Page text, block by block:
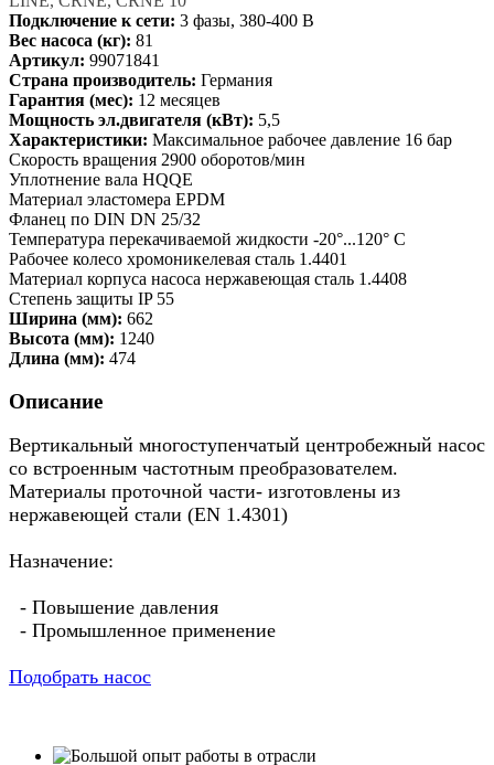
Подключение к сети: 3 фазы, 380-400 В
Вес насоса (кг): 81
Артикул: 99071841
Страна производитель: Германия
Гарантия (мес): 12 месяцев
Мощность эл.двигателя (кВт): 5,5
Характеристики: Максимальное рабочее давление 16 бар
Скорость вращения 2900 оборотов/мин
Уплотнение вала HQQE
Материал эластомера EPDM
Фланец по DIN DN 25/32
Температура перекачиваемой жидкости -20°...120° C
Рабочее колесо хромоникелевая сталь 1.4401
Материал корпуса насоса нержавеющая сталь 1.4408
Степень защиты IP 55
Ширина (мм): 662
Высота (мм): 1240
Длина (мм): 474
Описание
Вертикальный многоступенчатый центробежный насос
со встроенным частотным преобразователем.
Материалы проточной части- изготовлены из
нержавеющей стали (EN 1.4301)
Назначение:
- Повышение давления
- Промышленное применение
Подобрать насос